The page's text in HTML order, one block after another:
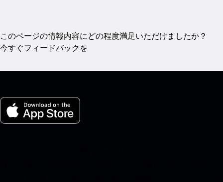
このページの情報内容にどの程度満足いただけましたか？
今すぐフィードバックを